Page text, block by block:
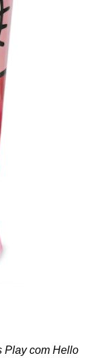
Presidente
do
será destinada
de reunir
sociedade,
consumo
de
de levar
milhares
forma
causar,
esta
Play com Hello